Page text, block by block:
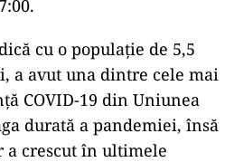
cu o populaţie de 5,5
a avut una dintre cele mai
COVID-19 din Uniunea
durată a pandemiei, însă
crescut în ultimele